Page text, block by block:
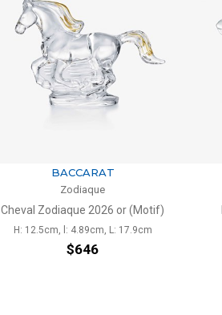
BACCARAT
Zodiaque
Cheval Zodiaque 2026 or (Motif)
H: 12.5cm, l: 4.89cm, L: 17.9cm
$646